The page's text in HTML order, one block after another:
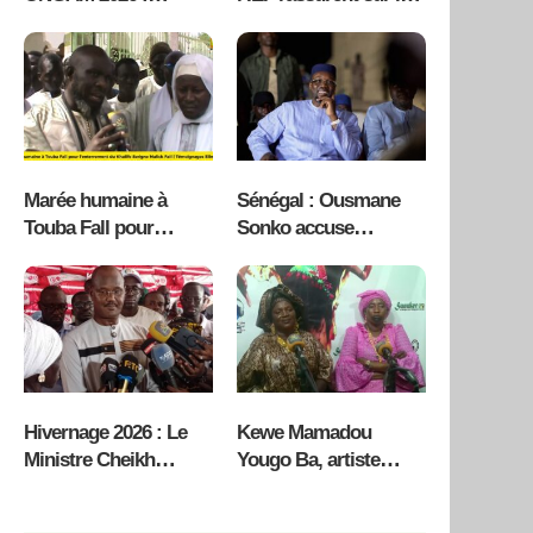
défi logistique (CRD)
examens et appellent
à renforcer la
scolarisation des
garçons ( vidéo )
Marée humaine à
Touba Fall pour
Khalife Serigne Malick
Fall | Témoignages (
vidéo )
Sénégal : Ousmane
Sonko accuse
Faye de faire pression
sur des responsables
de Pastef, la crise
politique s’accentue
Hivernage 2026 : Le
Ministre Cheikh
Kewe Mamadou
Yougo Ba, artiste